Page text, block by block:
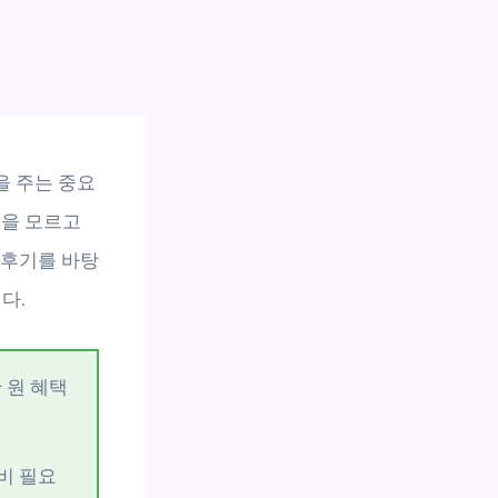
주는 중요
모르고
기를 바탕
.
혜택
필요